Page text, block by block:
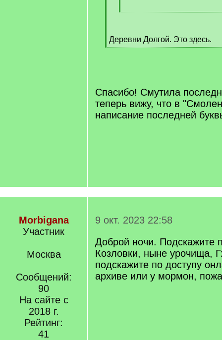
[
]
Деревни Долгой. Это здесь.
[
Спасибо! Смутила
теперь вижу, что в
написание последней
Morbigana
Участник
Москва
Сообщений:
90
На сайте с
2018 г.
Рейтинг:
41
9 окт. 2023 22:58
Доброй ночи. Подскажите
Козловки, ныне урочища,
подскажите по доступу
архиве или у мормон,